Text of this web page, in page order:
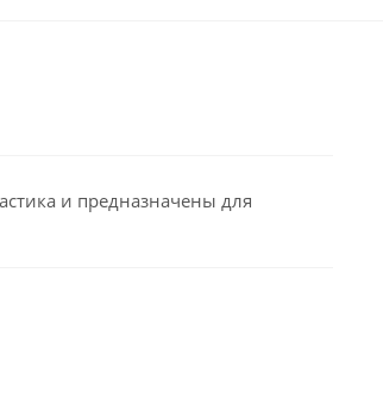
и предназначены для